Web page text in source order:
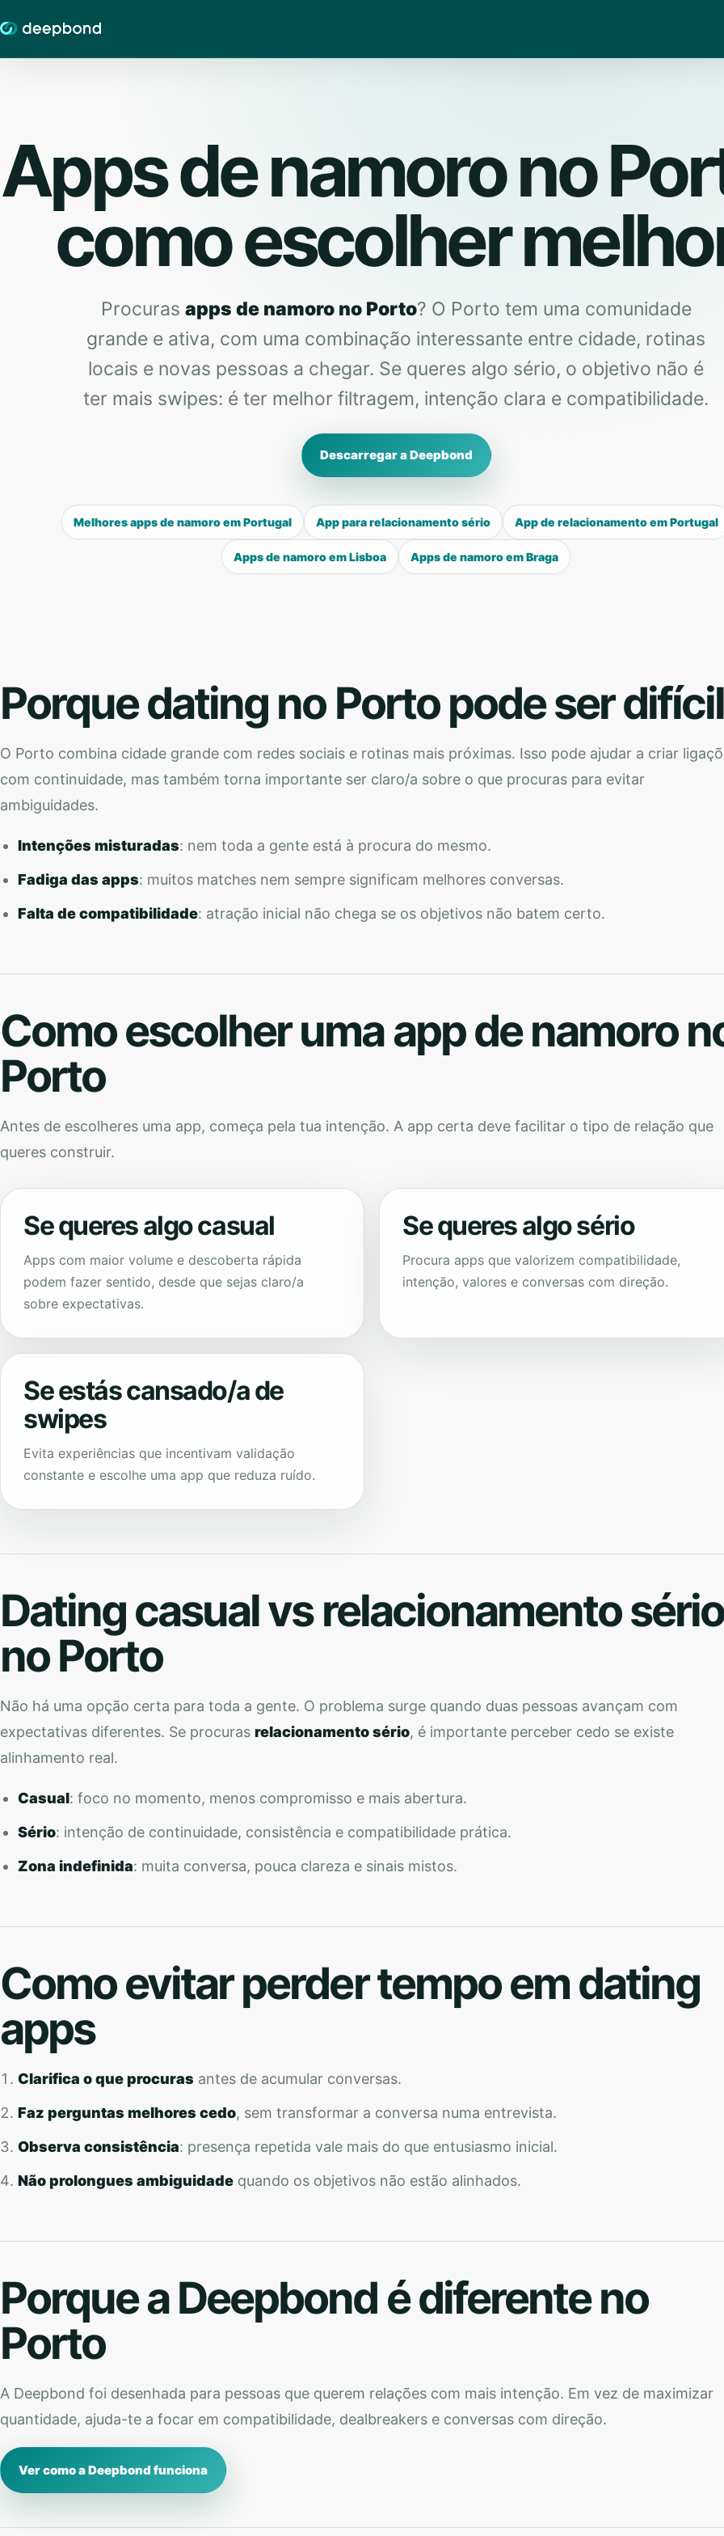
Apps de namoro no
como escolher
Procuras apps de namoro no Porto? O Porto tem uma comunidade
grande e ativa, com uma combinação interessante entre cidade, rotinas
locais e novas pessoas a chegar. Se queres algo sério, o objetivo não é
ter mais swipes: é ter melhor filtragem, intenção clara e compatibilidade.
Descarregar a Deepbond
Melhores apps de namoro em Portugal App para relacionamento sério App de relacionamento em Portugal
Apps de namoro em Lisboa Apps de namoro em Braga
Porque dating no Porto pode ser difícil
O Porto combina cidade grande com redes sociais e rotinas mais próximas. Isso pode ajudar a criar
com continuidade, mas também torna importante ser claro/a sobre o que procuras para evitar
ambiguidades.
Intenções misturadas: nem toda a gente está à procura do mesmo.
Fadiga das apps: muitos matches nem sempre significam melhores conversas.
Falta de compatibilidade: atração inicial não chega se os objetivos não batem certo.
Como escolher uma app de namoro
Porto
Antes de escolheres uma app, começa pela tua intenção. A app certa deve facilitar o tipo de relação que
queres construir.
Se queres algo casual
Apps com maior volume e descoberta rápida
podem fazer sentido, desde que sejas claro/a
sobre expectativas.
Se queres algo sério
Procura apps que valorizem compatibilidade,
intenção, valores e conversas com direção.
Se estás cansado/a de
swipes
Evita experiências que incentivam validação
constante e escolhe uma app que reduza ruído.
Dating casual vs relacionamento sério
no Porto
Não há uma opção certa para toda a gente. O problema surge quando duas pessoas avançam com
expectativas diferentes. Se procuras relacionamento sério, é importante perceber cedo se existe
alinhamento real.
Casual: foco no momento, menos compromisso e mais abertura.
Sério: intenção de continuidade, consistência e compatibilidade prática.
Zona indefinida: muita conversa, pouca clareza e sinais mistos.
Como evitar perder tempo em dating
apps
Clarifica o que procuras antes de acumular conversas.
Faz perguntas melhores cedo, sem transformar a conversa numa entrevista.
Observa consistência: presença repetida vale mais do que entusiasmo inicial.
Não prolongues ambiguidadequando os objetivos não estão alinhados.
Porque a Deepbond é diferente no
Porto
A Deepbond foi desenhada para pessoas que querem relações com mais intenção. Em vez de maximizar
quantidade, ajuda-te a focar em compatibilidade, dealbreakers e conversas com direção.
Ver como a Deepbond funciona